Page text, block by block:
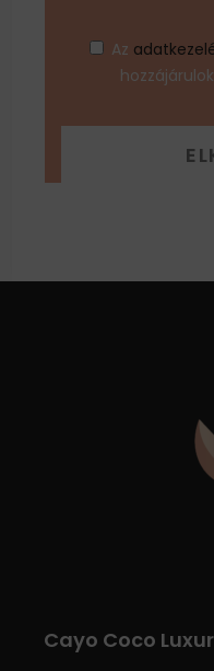
Az
Cayo Coco